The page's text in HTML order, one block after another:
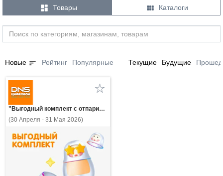
 Товары  Каталоги
Новые sort Рейтинг Популярные Текущие Будущие
"Выгодный комплект с отпаривателями Philips!"
(30 Апреля - 31 Мая 2026)